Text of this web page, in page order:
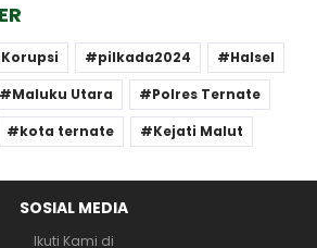
Korupsi pilkada2024
Halsel
Maluku Utara
Polres Ternate
kota ternate Kejati Malut
SOSIAL MEDIA
Ikuti Kami di